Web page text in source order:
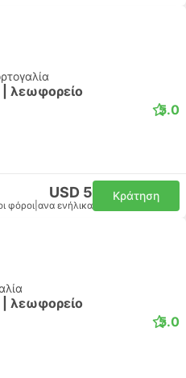
| λεωφορείο
5.0
USD 5
φόροι ανα ενήλικα
Κράτηση
| λεωφορείο
5.0